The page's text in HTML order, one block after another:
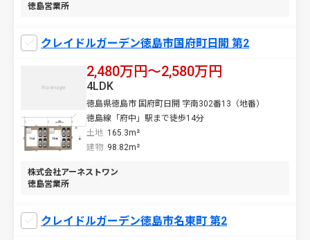
徳島営業所
クレイドルガーデン徳島市国府町日開 第2
2,480万円〜2,580万円
徳島県徳島市 国府町日開 字南302番13（地番）
徳島線「府中」駅まで徒歩14分
土地 165.3m²
4LDK
建物 98.82m²
株式会社アーネストワン
徳島営業所
クレイドルガーデン徳島市名東町 第2